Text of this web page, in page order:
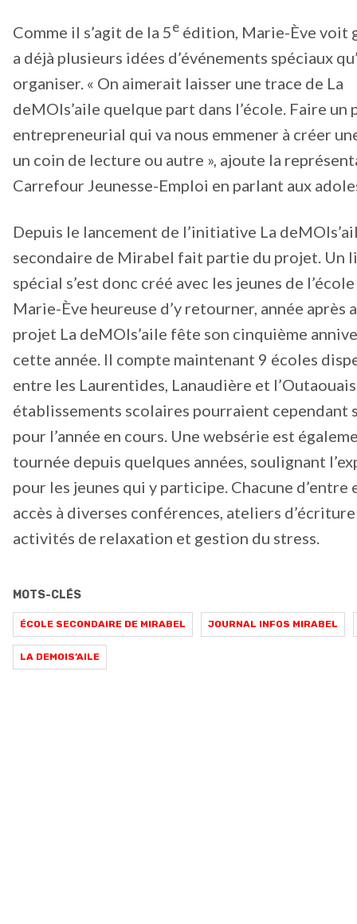
Comme il s’agit de la 5e édition, Marie-Ève voit
a déjà plusieurs idées d’événements spéciaux
organiser. « On aimerait laisser une trace de La
deMOIs’aile quelque part dans l’école. Faire un
entrepreneurial qui va nous emmener à créer
un coin de lecture ou autre », ajoute la
Carrefour Jeunesse-Emploi en parlant aux
Depuis le lancement de l’initiative La
secondaire de Mirabel fait partie du projet. Un
spécial s’est donc créé avec les jeunes de
Marie-Ève heureuse d’y retourner, année après
projet La deMOIs’aile fête son cinquième
cette année. Il compte maintenant 9 écoles
entre les Laurentides, Lanaudière et
établissements scolaires pourraient cependant
pour l’année en cours. Une websérie est
tournée depuis quelques années, soulignant
pour les jeunes qui y participe. Chacune d’entre
accès à diverses conférences, ateliers
activités de relaxation et gestion du stress.
MOTS-CLÉS
ÉCOLE SECONDAIRE DE MIRABEL JOURNAL INFOS MIRABEL
LA DEMOIS’AILE